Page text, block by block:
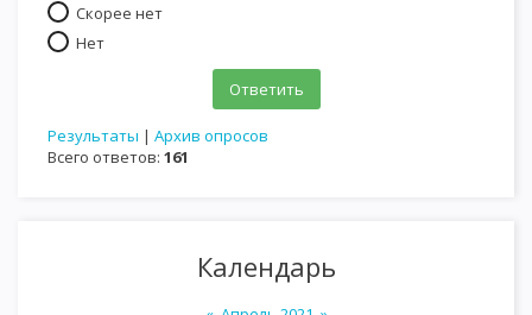
Скорее нет
Нет
Результаты | Архив опросов
Всего ответов: 161
Календарь